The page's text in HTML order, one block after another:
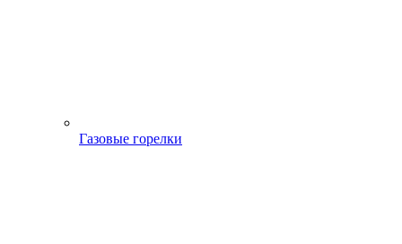
Газовые горелки